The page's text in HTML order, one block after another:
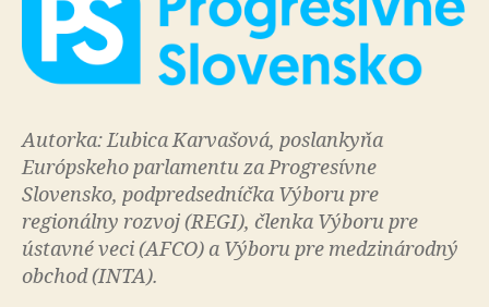
Autorka: Ľubica Karvašová, poslankyňa
Európskeho parlamentu za Progresívne
Slovensko, podpredsedníčka Výboru pre
regionálny rozvoj (REGI), členka Výboru pre
ústavné veci (AFCO) a Výboru pre medzinárodný
obchod (INTA).